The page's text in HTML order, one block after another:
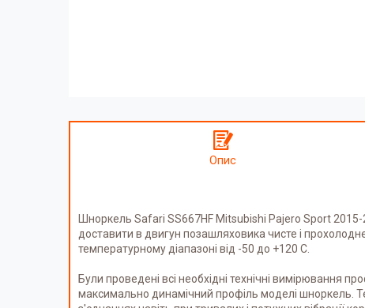
Опис
Шноркель Safari SS667HF Mitsubishi Pajero Sport
доставити в двигун позашляховика чисте і
температурному діапазоні від -50 до +120 С.
Були проведені всі необхідні технічні вимірювання
максимально динамічний профіль моделі шноркель.